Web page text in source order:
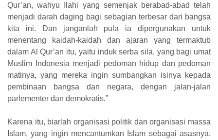
Qur’an, wahyu Ilahi yang semenjak berabad-abad telah
menjadi darah daging bagi sebagian terbesar dari bangsa
kita ini. Dan janganlah pula ia dipergunakan untuk
menentang kaidah-kaidah dan ajaran yang termaktub
dalam Al Qur’an itu, yaitu induk serba sila, yang bagi umat
Muslim Indonesia menjadi pedoman hidup dan pedoman
matinya, yang mereka ingin sumbangkan isinya kepada
pembinaan bangsa dan negara, dengan jalan-jalan
parlementer dan demokratis.”
Karena itu, biarlah organisasi politik dan organisasi massa
Islam, yang ingin mencantumkan Islam sebagai asasnya.